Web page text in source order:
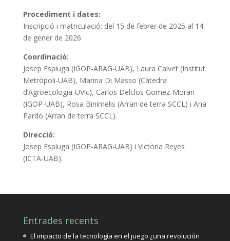
Procediment i dates:
Inscripció i matriculació: del 15 de febrer de 2025 al 14
de gener de 2026
Coordinació:
Josep Espluga (IGOP-ARAG-UAB), Laura Calvet (Institut
Metròpoli-UAB), Marina Di Masso (Càtedra
d’Agroecologia-UVic), Carlos Delclos Gomez-Moran
(IGOP-UAB), Rosa Binimelis (Arran de terra SCCL) i Ana
Pardo (Arran de terra SCCL).
Direcció:
Josep Espluga (IGOP-ARAG-UAB) i Victòria Reyes
(ICTA-UAB).
Entrades recents
El impacto de la tecnología en el juego ¿una revolución